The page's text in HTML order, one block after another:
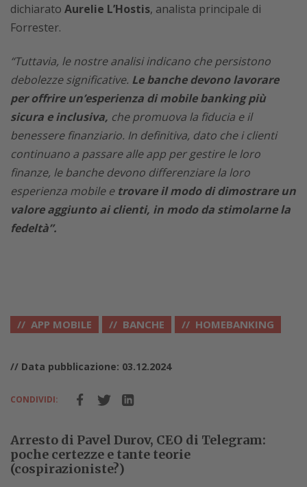
dichiarato Aurelie L’Hostis, analista principale di
Forrester.
“Tuttavia, le nostre analisi indicano che persistono
debolezze significative. Le banche devono lavorare
per offrire un’esperienza di mobile banking più
sicura e inclusiva, che promuova la fiducia e il
benessere finanziario. In definitiva, dato che i clienti
continuano a passare alle app per gestire le loro
finanze, le banche devono differenziare la loro
esperienza mobile e trovare il modo di dimostrare un
valore aggiunto ai clienti, in modo da stimolarne la
fedeltà”.
APP MOBILE BANCHE HOMEBANKING
// Data pubblicazione: 03.12.2024
CONDIVIDI:
Arresto di Pavel Durov, CEO di Telegram:
poche certezze e tante teorie
(cospirazioniste?)